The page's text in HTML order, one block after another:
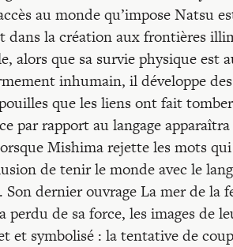
au monde qu’impose Natsu
dans la création aux frontières
alors que sa survie physique
inhumain, il développe
que les liens ont fait
par rapport au langage
Mishima rejette les mots
de tenir le monde avec le
dernier ouvrage La mer de la
perdu de sa force, les images de
et symbolisé : la tentative de